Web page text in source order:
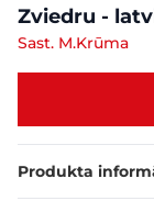
Zviedru -
Sast. M.Krūma
Produkta